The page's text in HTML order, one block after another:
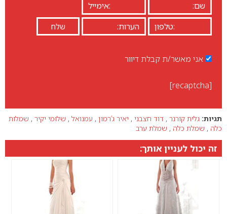
אני מאשר/ת קבלת דיוור
[recaptcha]
תגיות: גלית קורנר , דוד חצבני , יאיר ג’רמון , עמנואל , שלומי יקיר , שמלות
כלה , שמלת כלה , שמלת ערב
זה יכול לעניין אותך: